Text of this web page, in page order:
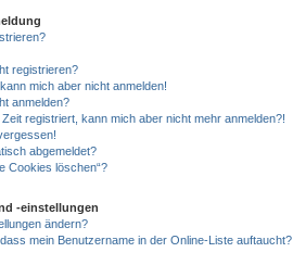
registrieren?
mich aber nicht anmelden!
anmelden?
registriert, kann mich aber nicht mehr anmelden?!
abgemeldet?
Cookies löschen“?
-einstellungen
ändern?
mein Benutzername in der Online-Liste auftaucht?